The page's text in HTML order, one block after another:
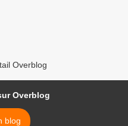
Overblog
Overblog
blog